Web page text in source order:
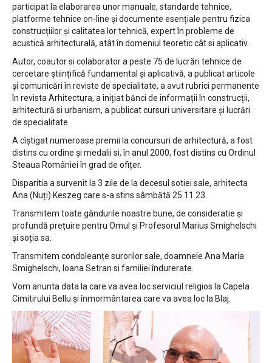
participat la elaborarea unor manuale, standarde tehnice,
platforme tehnice on-line și documente esențiale pentru fizica
construcțiilor și calitatea lor tehnică, expert în probleme de
acustică arhitecturală, atât în domeniul teoretic cât si aplicativ.
Autor, coautor si colaborator a peste 75 de lucrări tehnice de
cercetare științifică fundamental și aplicativă, a publicat articole
și comunicări în reviste de specialitate, a avut rubrici permanente
în revista Arhitectura, a inițiat bănci de informații în construcții,
arhitectură si urbanism, a publicat cursuri universitare și lucrări
de specialitate.
A cîștigat numeroase premii la concursuri de arhitectură, a fost
distins cu ordine și medalii si, în anul 2000, fost distins cu Ordinul
Steaua României în grad de ofițer.
Disparitia a survenit la 3 zile de la decesul sotiei sale, arhitecta
Ana (Nuți) Keszeg care s-a stins sâmbătă 25.11.23.
Transmitem toate gândurile noastre bune, de consideratie și
profundă prețuire pentru Omul și Profesorul Marius Smighelschi
și soția sa.
Transmitem condoleanțe surorilor sale, doamnele Ana Maria
Smighelschi, Ioana Setran si familiei îndurerate.
Vom anunta data la care va avea loc serviciul religios la Capela
Cimitirului Bellu și înmormântarea care va avea loc la Blaj.